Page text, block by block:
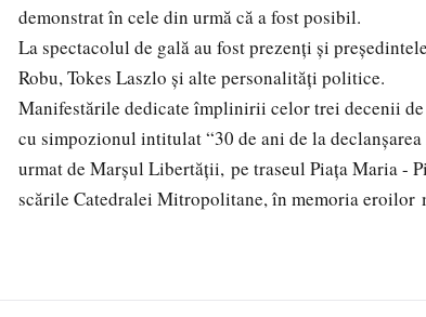
demonstrat în cele din urmă că a fost posibil.
La spectacolul de gală au fost prezenţi şi
Robu, Tokes Laszlo şi alte personalităţi politice.
Manifestările dedicate împlinirii celor trei decenii
cu simpozionul intitulat “30 de ani de la
urmat de Marşul Libertăţii, pe traseul Piaţa Maria -
scările Catedralei Mitropolitane, în memoria eroilor